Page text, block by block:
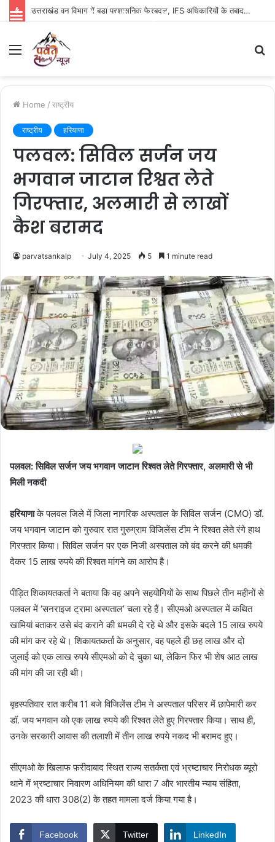
उत्तराखंड वन विभाग में बड़ा प्रशासनिक फेरबदल, IFS अधिकारियों के तबादले; कई अफसरों को नई जिम्मेदारी
Menu
Home / राष्ट्रीय
राष्ट्रीय हरियाणा
पलवल: सिविल सर्जन जय
भगवान जाटान रिश्वत लेते
गिरफ्तार, अलमारी से लाखों
कैश बरामद
parvatsankalp July 4, 2025 5 1 minute read
पलवल: सिविल सर्जन जय भगवान जाटान रिश्वत लेते गिरफ्तार, अलमारी से भी
मिली नकदी
हरियाणाके पलवल जिले में जिला नागरिक अस्पताल के सिविल सर्जन (CMO) डॉ.
जय भगवान जाटान को गुरुवार रात गुरुग्राम विजिलेंस टीम ने रिश्वत लेते रंगे हाथ
गिरफ्तार किया। सिविल सर्जन पर एक निजी अस्पताल को बंद करने की धमकी
देकर 15 लाख रुपये की रिश्वत मांगने का आरोप है।
पीड़ित शिकायतकर्ता ने बताया कि वह अपने सहयोगियों के साथ पिछले तीन महीनों से
पलवल में ‘सनराइज ट्रामा अस्पताल’ चला रहे हैं। सीएमओ अस्पताल में कथित
खामियां बताकर उसे बंद कराने की धमकी दे रहे थे और इसके बदले 15 लाख रुपये
की मांग कर रहे थे। शिकायतकर्ता के अनुसार, वह पहले ही छह लाख और दो
जुलाई को एक लाख रुपये सीएमओ को दे चुका था, लेकिन फिर भी शेष आठ लाख
की मांग की जा रही थी।
बृहस्पतिवार रात करीब 11 बजे विजिलेंस टीम ने अस्पताल परिसर में छापेमारी कर
डॉ. जय भगवान को एक लाख रुपये की रिश्वत लेते हुए गिरफ्तार किया। साथ ही,
उनके सरकारी आवास की तलाशी में तीन लाख रुपये नकद भी बरामद हुए।
सीएमओ के खिलाफ फरीदाबाद स्थित राज्य सतर्कता एवं भ्रष्टाचार निरोधक ब्यूरो
थाने में भ्रष्टाचार निवारण अधिनियम की धारा 7 और भारतीय न्याय संहिता,
2023 की धारा 308(2) के तहत मामला दर्ज किया गया है।
Facebook Twitter LinkedIn
Parvat Sankalp News